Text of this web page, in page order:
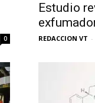
0
Estudio
REDACCION VT -